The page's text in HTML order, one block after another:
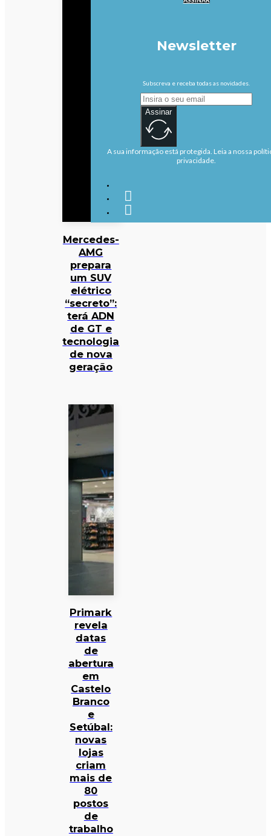
Mercedes-
AMG
prepara
um SUV
elétrico
“secreto”:
terá ADN
de GT e
tecnologia
de nova
geração
Primark
revela
datas
de
abertura
em
Castelo
Branco
e
Setúbal:
novas
lojas
criam
mais de
80
postos
de
trabalho
Newsletter
Subscreva e receba todas as novidades.
Assinar
A sua informação está protegida. Leia a nossa
privacidade.